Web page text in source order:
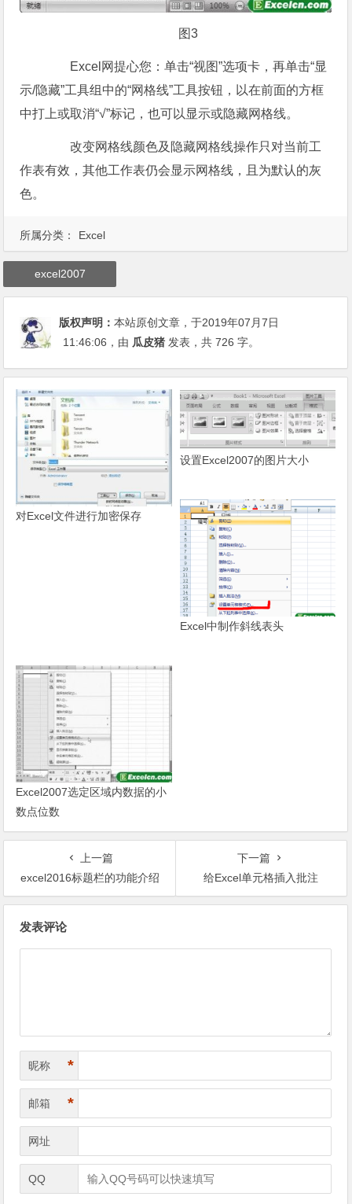
图3
Excel网提心您：单击“视图”选项卡，再单击“显
示/隐藏”工具组中的“网格线”工具按钮，以在前面的方框
中打上或取消“√”标记，也可以显示或隐藏网格线。
改变网格线颜色及隐藏网格线操作只对当前工
作表有效，其他工作表仍会显示网格线，且为默认的灰
色。
所属分类： Excel
excel2007
版权声明：本站原创文章，于2019年07月7日
11:46:06 ，由 瓜皮猪 发表，共 726 字。
对Excel文件进行加密保存
设置Excel2007的图片大小
Excel中制作斜线表头
Excel2007选定区域内数据的小
数点位数
上一篇
excel2016标题栏的功能介绍
下一篇
给Excel单元格插入批注
发表评论
昵称 *
邮箱 *
网址
QQ